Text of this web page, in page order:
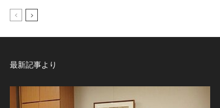
最新記事より